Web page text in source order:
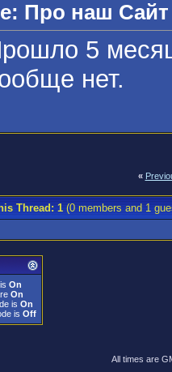
Про наш Сайт
5
нет.
«
Thread: 1(0 members and 1
is On
On
is On
is Off
All times are